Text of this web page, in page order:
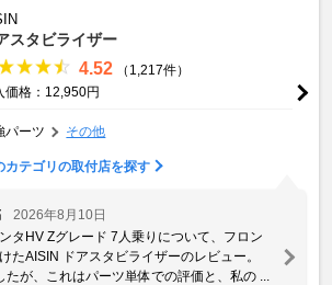
スタビライザー
4.52
（1,217件）
価格：12,950円
パーツ その他
カテゴリの取付店を探す
2026年8月10日
タHV Zグレード 7人乗りについて、フロン
たAISIN ドアスタビライザーのレビュー。
が、これはパーツ単体での評価と、私の ...